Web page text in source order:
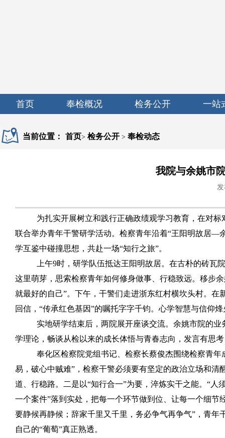
首页 奉检概况 检务公开 一站
当前位置： 首页> 检务公开 > 奉检动态
我院与余姚市
发
为扎实开展树立和践行正确政绩观学习教育，在对
联合举办青年干警研学活动。检察青年沿着“王阳明故居—
学互鉴中碰撞思想，共赴一场“知行之旅”。
上午9时，研学队伍抵达王阳明故居。在古朴的砖瓦
这里萌芽，思索检察青年如何修身做事、行稳致远。移步
就最好的自己”。下午，干警们走进浙东红村横坎头村。
回信， “传承红色基因”的嘱托字字千钧。心学智慧与信仰
实地研学结束后，两院展开座谈交流。余姚市院的
学理论，畅谈从检以来的成长体悟与青春志向，发言有思
奉化区检察院党组书记、检察长蔡俊杰围绕检察青
易，破心中贼难” ，检察干警必须要有坚定的政治立场和
道、行稳路。二是以“知行合一”为要，淬炼实干之能。 “人
一个案件”落到实处，把每一个环节做到位、让每一个细节
要静候再静候；辞家千里又千里，务必争气再争气” ，青年
自己的“葡萄”真正熟透。